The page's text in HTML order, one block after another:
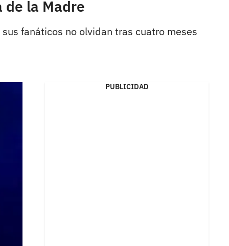
de la Madre
fanáticos no olvidan tras cuatro meses
PUBLICIDAD